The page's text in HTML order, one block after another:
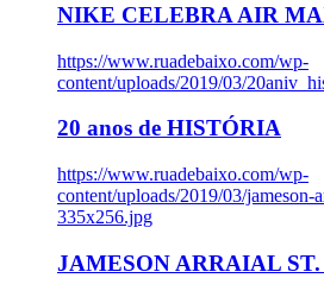
NIKE CELEBRA AIR
https://www.ruadebaixo.com/wp-
content/uploads/2019/03/
20 anos de HISTÓRIA
https://www.ruadebaixo.com/wp-
content/uploads/2019/03/jameson-
335x256.jpg
JAMESON ARRAIAL